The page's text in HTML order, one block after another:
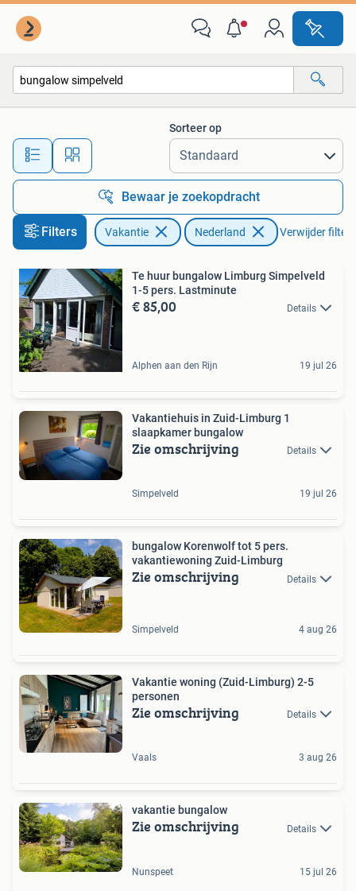
Alle afstanden…
Sorteer op
Bewaar je zoekopdracht
Filters Vakantie Nederland Verwijder filters
Te huur bungalow Limburg Simpelveld
1-5 pers. Lastminute
€ 85,00 Details
Alphen aan den Rijn 19 jul 26
Vakantiehuis in Zuid-Limburg 1
slaapkamer bungalow
Zie omschrijving Details
Simpelveld 19 jul 26
bungalow Korenwolf tot 5 pers.
vakantiewoning Zuid-Limburg
Zie omschrijving Details
Simpelveld 4 aug 26
Vakantie woning (Zuid-Limburg) 2-5
personen
Zie omschrijving Details
Vaals 3 aug 26
vakantie bungalow
Zie omschrijving Details
Nunspeet 15 jul 26